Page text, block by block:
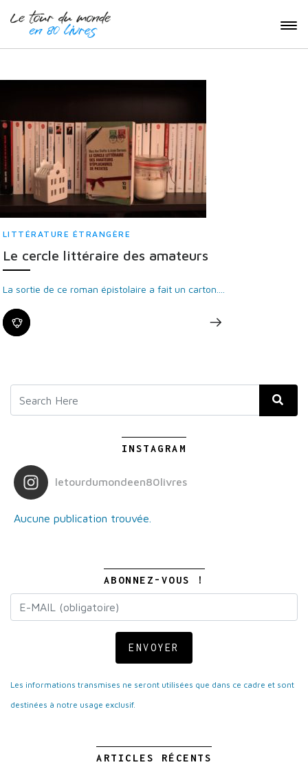
LITTÉRATURE ÉTRANGÈRE
Le cercle littéraire des amateurs
La sortie de ce roman épistolaire a fait un carton....
INSTAGRAM
letourdumondeen80livres
Aucune publication trouvée.
ABONNEZ-VOUS !
ENVOYER
Les informations transmises ne seront utilisées que dans ce cadre et sont
destinées à notre usage exclusif.
ARTICLES RÉCENTS